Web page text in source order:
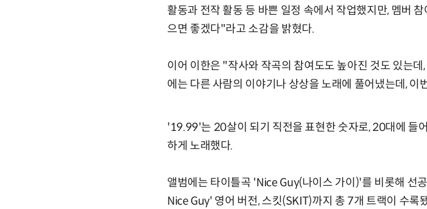
활동과 전작 활동 등 바쁜 일정 속에서 작업했지만, 멤버
으면 좋겠다"라고 소감을 밝혔다.
이어 이한은 "작사와 작곡의 참여도도 높아진 것도 있는
에는 다른 사람의 이야기나 상상을 노래에 풀어냈는데,
'19.99'는 20살이 되기 직전을 표현한 숫자로, 20대에 들
하게 노래했다.
앨범에는 타이틀곡 'Nice Guy(나이스 가이)'를 비롯해 선
Nice Guy' 영어 버전, 스킷(SKIT)까지 총 7개 트랙이 수록